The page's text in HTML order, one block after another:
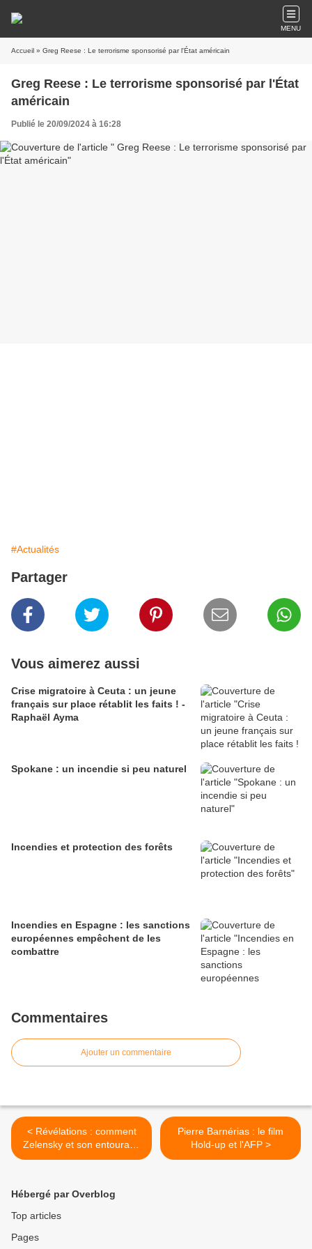
MENU
Accueil » Greg Reese : Le terrorisme sponsorisé par l'État américain
Greg Reese : Le terrorisme sponsorisé par l'État
américain
Publié le 20/09/2024 à 16:28
#Actualités
Partager
Vous aimerez aussi
Crise migratoire à Ceuta : un jeune
français sur place rétablit les faits ! -
Raphaël Ayma
Spokane : un incendie si peu naturel
Incendies et protection des forêts
Incendies en Espagne : les sanctions
européennes empêchent de les
combattre
Commentaires
Ajouter un commentaire
< Révélations : comment
Zelensky et son entourage
s'enrichissent
Pierre Barnérias : le film
Hold-up et l'AFP >
Hébergé par Overblog
Top articles
Pages